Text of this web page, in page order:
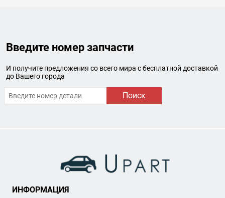
Введите номер запчасти
И получите предложения со всего мира с бесплатной доставкой
до Вашего города
Поиск
ИНФОРМАЦИЯ